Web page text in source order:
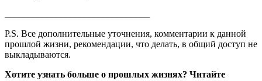
P.S. Все дополнительные уточнения, комментарии к данной
прошлой жизни, рекомендации, что делать, в общий доступ не
выкладываются.
Хотите узнать больше о прошлых жизнях? Читайте